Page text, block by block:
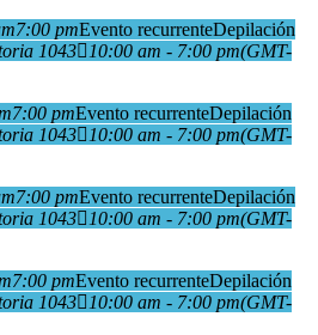
7:00 pmEvento recurrenteDepilación
1043 10:00 am - 7:00 pm(GMT-
7:00 pmEvento recurrenteDepilación
1043 10:00 am - 7:00 pm(GMT-
7:00 pmEvento recurrenteDepilación
1043 10:00 am - 7:00 pm(GMT-
7:00 pmEvento recurrenteDepilación
1043 10:00 am - 7:00 pm(GMT-